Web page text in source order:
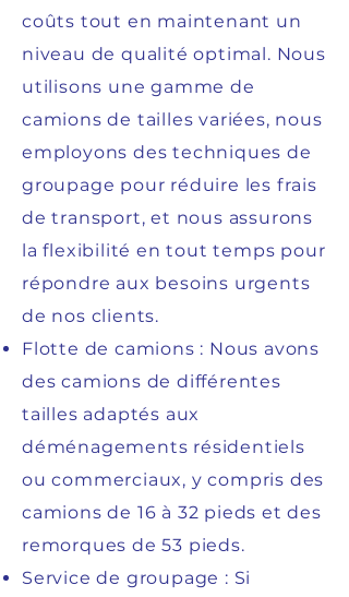
coûts tout en maintenant un
niveau de qualité optimal. Nous
utilisons une gamme de
camions de tailles variées, nous
employons des techniques de
groupage pour réduire les frais
de transport, et nous assurons
la flexibilité en tout temps pour
répondre aux besoins urgents
de nos clients.
Flotte de camions : Nous avons
des camions de différentes
tailles adaptés aux
déménagements résidentiels
ou commerciaux, y compris des
camions de 16 à 32 pieds et des
remorques de 53 pieds.
Service de groupage : Si